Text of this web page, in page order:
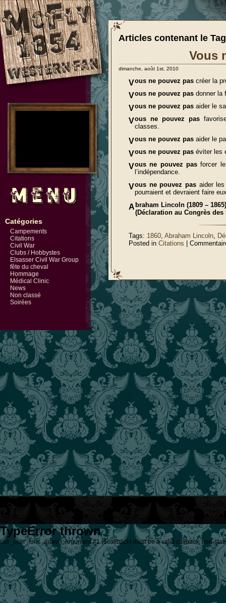
Catégories
Campements
Citations
Civil War
Clubs / Hobbystes
Elsasser Civil War Group
fête du cheval
Hommage
Médical Clinic
News
Non classé
Soirées
Articles contenant le Tag
Vous
dimanche, août 1st, 2010
Vous ne pouvez pas créer la
Vous ne pouvez pas donner la
Vous ne pouvez pas aider le
Vous ne pouvez pas
classes.
Vous ne pouvez pas aider le
Vous ne pouvez pas éviter les
Vous ne pouvez pasforcer le
l’indépendance.
Vous ne pouvez pas aider
pourraient et devraient faire
A braham Lincoln (1809 – 1865)
(Déclaration au Congrès des
Tags: 1860, Abraham Lincoln,
Posted in Citations
TypeError thrown
call_user_func_array(): Argument #1 ($callback) must be a valid callback, non-